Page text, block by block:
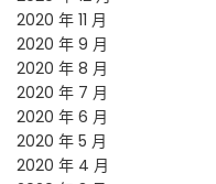
2020 年 11 月
2020 年 9 月
2020 年 8 月
2020 年 7 月
2020 年 6 月
2020 年 5 月
2020 年 4 月